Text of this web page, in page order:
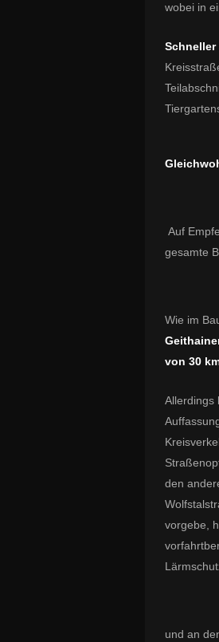
wobei in
Schneller
Auf
gesamte
Wie im
von 30
Allerdings
den
vorgebe,
und an